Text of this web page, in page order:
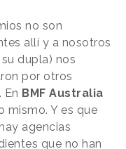
no son
allí y a nosotros
dupla) nos
por otros
En BMF Australia
mismo. Y es que
agencias
que no han